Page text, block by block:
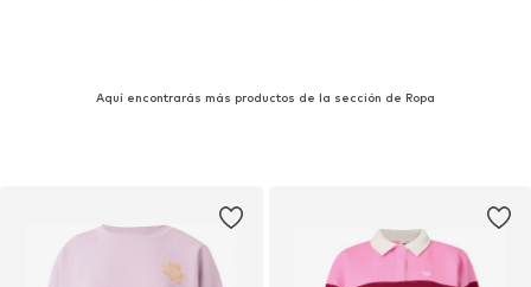
Aquí encontrarás más productos de la sección de Ropa